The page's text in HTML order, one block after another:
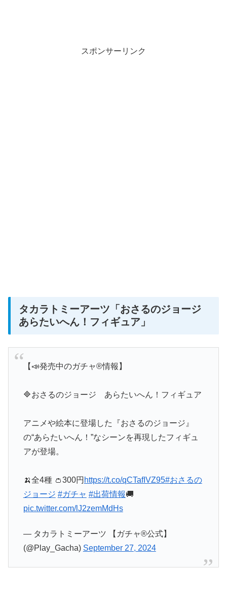
スポンサーリンク
タカラトミーアーツ 「おさるのジョージ
あらたいへん！フィギュア」
【📣発売中のガチャ®情報】
🔷おさるのジョージ あらたいへん！フィギュア
アニメや絵本に登場した『おさるのジョージ』
の“あらたいへん！”なシーンを再現したフィギュ
アが登場。
🍌全4種 👛300円 https://t.co/qCTafIVZ95#おさるの
ジョージ #ガチャ #出荷情報🚚
pic.twitter.com/lJ2zemMdHs
— タカラトミーアーツ 【ガチャ®公式】
(@Play_Gacha) September 27, 2024